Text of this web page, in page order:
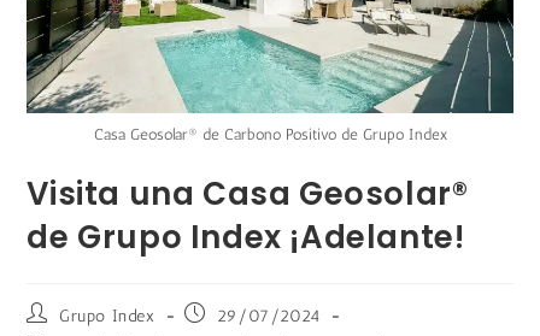
Casa Geosolar® de Carbono Positivo de Grupo Index
Visita una Casa Geosolar®
de Grupo Index ¡Adelante!
Grupo Index
29/07/2024